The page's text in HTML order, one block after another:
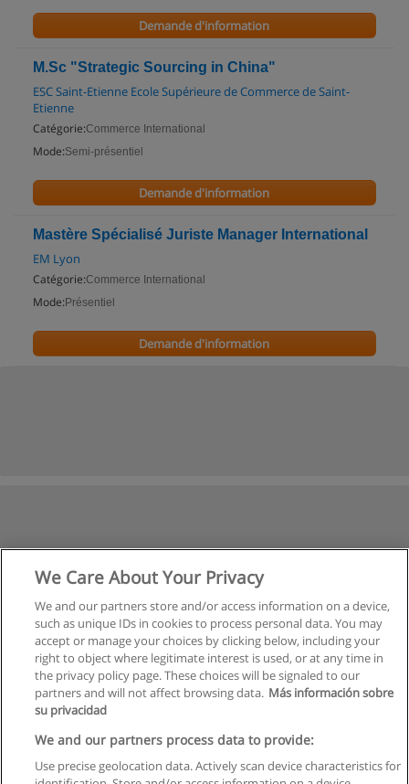
Demande d'information
M.Sc "Strategic Sourcing in China"
ESC Saint-Etienne Ecole Supérieure de Commerce de Saint-
Etienne
Catégorie:Commerce International
Mode:Semi-présentiel
Demande d'information
Mastère Spécialisé Juriste Manager International
EM Lyon
Catégorie:Commerce International
Mode: Présentiel
Demande d'information
We Care About Your Privacy
We and our partners store and/or access information on a device,
such as unique IDs in cookies to process personal data. You may
accept or manage your choices by clicking below, including your
right to object where legitimate interest is used, or at any time in
the privacy policy page. These choices will be signaled to our
partners and will not affect browsing data. Más información sobre
su privacidad
We and our partners process data to provide:
Use precise geolocation data. Actively scan device characteristics for